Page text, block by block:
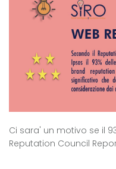
Ci sara' un motivo se il
Reputation Council